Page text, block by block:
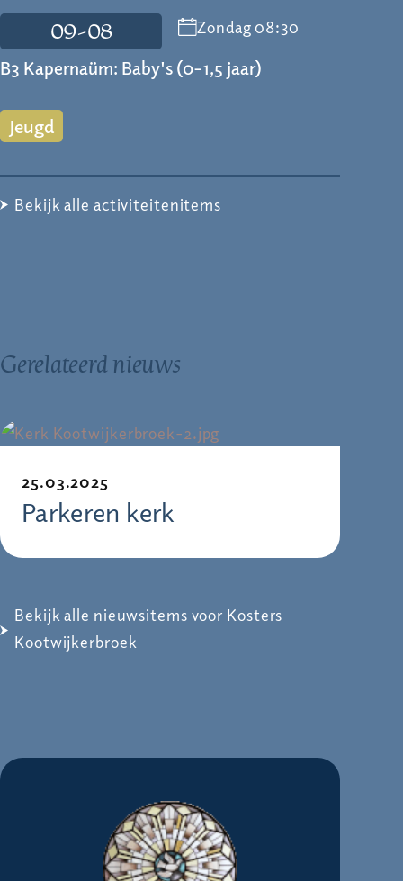
09-08 Zondag 08:30
B3 Kapernaüm: Baby's (0-1,5 jaar)
Jeugd
Bekijk alle activiteitenitems
Gerelateerd nieuws
25.03.2025
Parkeren kerk
Bekijk alle nieuwsitems voor Kosters
Kootwijkerbroek